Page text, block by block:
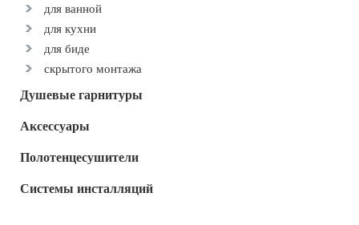
для ванной
для кухни
для биде
скрытого монтажа
Душевые гарнитуры
Аксессуары
Полотенцесушители
Системы инсталляций